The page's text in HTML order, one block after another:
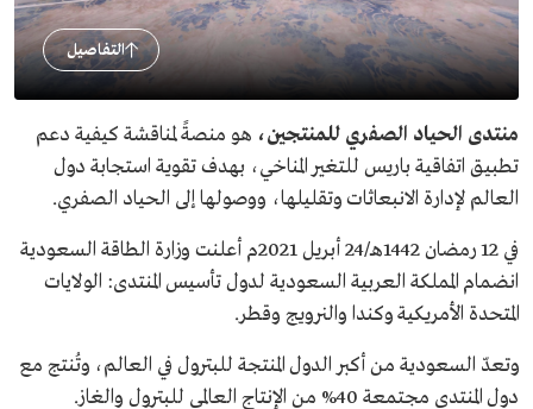
التفاصيل
منتدى الحياد الصفري للمنتجين، هو منصةً لمناقشة كيفية دعم
تطبيق اتفاقية باريس للتغير المناخي، بهدف تقوية استجابة دول
العالم لإدارة الانبعاثات وتقليلها، ووصولها إلى الحياد الصفري.
في 12 رمضان 1442هـ/24 أبريل 2021م أعلنت وزارة الطاقة السعودية
انضمام المملكة العربية السعودية لدول تأسيس المنتدى: الولايات
المتحدة الأمريكية وكندا والنرويج وقطر.
وتعدّ السعودية من أكبر الدول المنتجة للبترول في العالم، وتُنتج مع
دول المنتدى مجتمعة 40% من الإنتاج العالمي للبترول والغاز.